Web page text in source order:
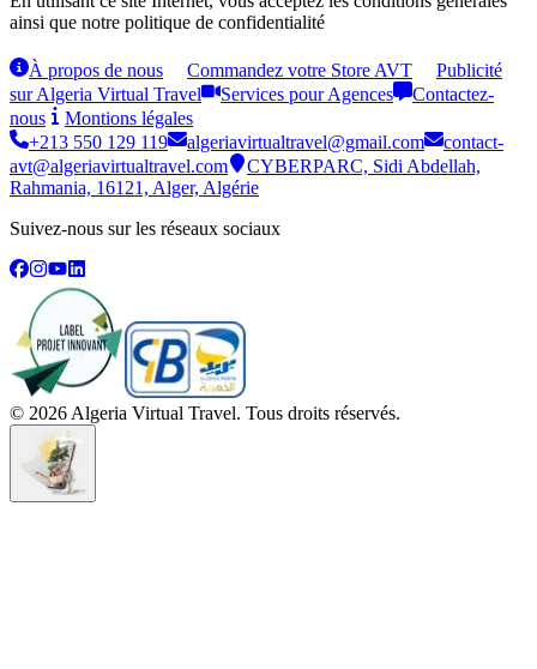
ainsi que notre politique de confidentialité
À propos de nous Commandez votre Store AVT
Publicité
sur Algeria Virtual Travel
Services pour Agences
Contactez-
nous
Montions légales
+213 550 129 119
algeriavirtualtravel@gmail.com
contact-
avt@algeriavirtualtravel.com
CYBERPARC, Sidi Abdellah,
Rahmania, 16121, Alger, Algérie
Suivez-nous sur les réseaux sociaux
© 2026 Algeria Virtual Travel. Tous droits réservés.